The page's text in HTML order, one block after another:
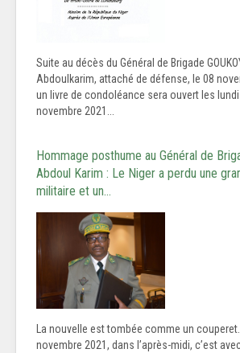
Suite au décès du Général de Brigade
Abdoulkarim, attaché de défense, le 08
un livre de condoléance sera ouvert les
novembre 2021...
Hommage posthume au Général de
Abdoul Karim : Le Niger a perdu une
militaire et un…
La nouvelle est tombée comme un
novembre 2021, dans l’après-midi, c’est